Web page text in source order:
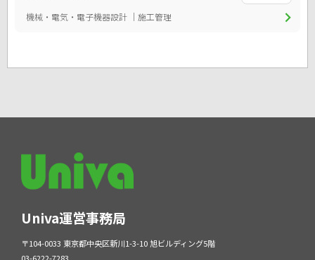
機械・電気・電子機器設計
施工管理 chevron_right
Univa運営事務局
〒104-0033 東京都中央区新川1-3-10 旭ビルディング5階